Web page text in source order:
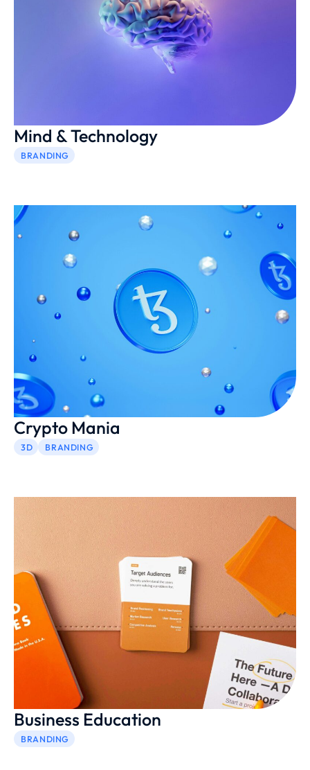
Mind & Technology
BRANDING
Crypto Mania
3D BRANDING
Business Education
BRANDING